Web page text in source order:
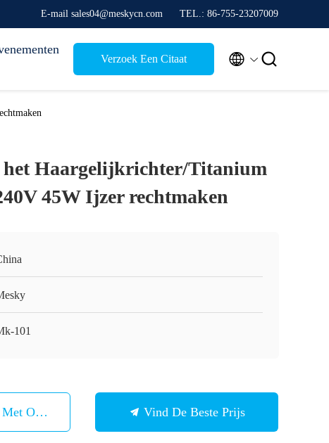
E-mail sales04@meskycn.com TEL.: 86-755-23207009
Verzoek Een Citaat  
Haargelijkrichter/Titanium
45W Ijzer rechtmaken
101
Ons Op Vind De Beste Prijs